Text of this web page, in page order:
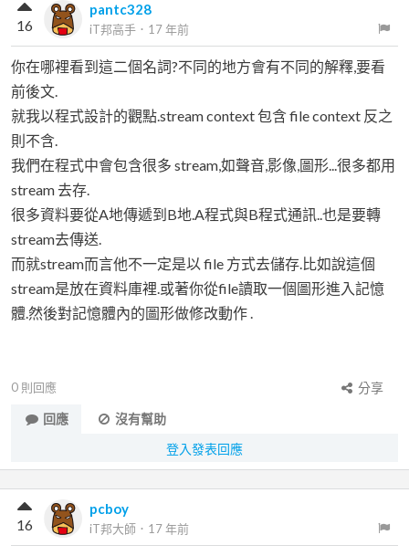
pantc328
iT邦高手 ． 17 年前
16
你在哪裡看到這二個名詞?不同的地方會有不同的解釋,要看
前後文.
就我以程式設計的觀點.stream context 包含 file context 反之
則不含.
我們在程式中會包含很多 stream,如聲音,影像,圖形...很多都用
stream 去存.
很多資料要從A地傳遞到B地.A程式與B程式通訊..也是要轉
stream去傳送.
而就stream而言他不一定是以 file 方式去儲存.比如說這個
stream是放在資料庫裡.或著你從file讀取一個圖形進入記憶
體.然後對記憶體內的圖形做修改動作 .
0 則回應
分享
回應
沒有幫助
登入發表回應
pcboy
iT邦大師 ． 17 年前
16